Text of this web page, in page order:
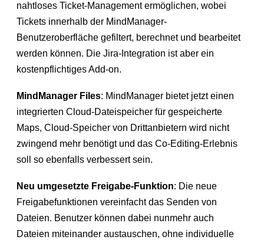
nahtloses Ticket-Management ermöglichen, wobei
Tickets innerhalb der MindManager-
Benutzeroberfläche gefiltert, berechnet und bearbeitet
werden können. Die Jira-Integration ist aber ein
kostenpflichtiges Add-on.
MindManager Files: MindManager bietet jetzt einen
integrierten Cloud-Dateispeicher für gespeicherte
Maps, Cloud-Speicher von Drittanbietern wird nicht
zwingend mehr benötigt und das Co-Editing-Erlebnis
soll so ebenfalls verbessert sein.
Neu umgesetzte Freigabe-Funktion: Die neue
Freigabefunktionen vereinfacht das Senden von
Dateien. Benutzer können dabei nunmehr auch
Dateien miteinander austauschen, ohne individuelle